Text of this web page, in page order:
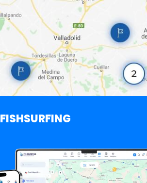
FISHSURFING